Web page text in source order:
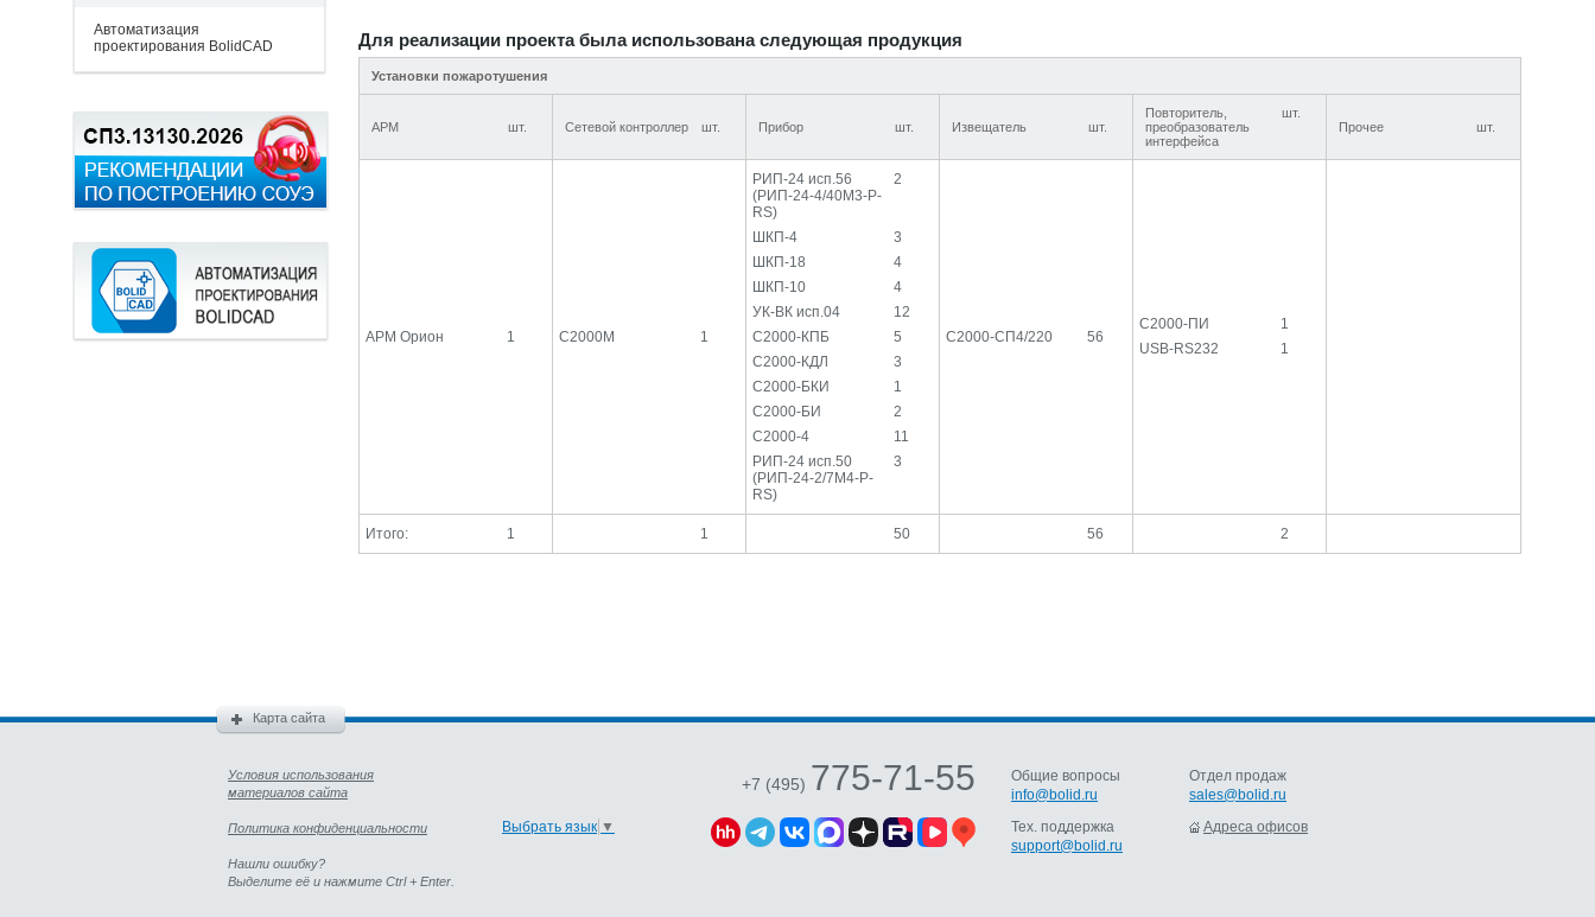
Автоматизация
проектирования BolidCAD
Для реализации проекта была использована следующая продукция
Установки пожаротушения
АРМ шт. Сетевой контроллер шт. Прибор шт. Извещатель шт.
Повторитель,
преобразователь
интерфейса
шт.
Прочее
шт.
АРМ Орион 1 С2000М 1
РИП-24 исп.56
(РИП-24-4/40М3-Р-
RS)
2
ШКП-4
3
ШКП-18
4
ШКП-10
4
УК-ВК исп.04
12
С2000-КПБ
5
С2000-КДЛ
3
С2000-БКИ
1
С2000-БИ
2
С2000-4
11
РИП-24 исп.50
(РИП-24-2/7М4-Р-
RS)
3
С2000-СП4/220 56
С2000-ПИ
1
USB-RS232
1
Итого: 1 1 50 56 2
Карта сайта
Условия использования
материалов сайта
Политика конфиденциальности
Нашли ошибку?
Выделите её и нажмите Ctrl + Enter.
+7 (495) 775-71-55
Выбрать язык ▼
Общие вопросы
info@bolid.ru
Отдел продаж
sales@bolid.ru
Тех. поддержка
support@bolid.ru
Адреса офисов